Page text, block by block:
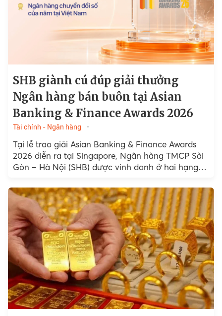
SHB giành cú đúp giải thưởng
Ngân hàng bán buôn tại Asian
Banking & Finance Awards 2026
Tài chính - Ngân hàng
Tại lễ trao giải Asian Banking & Finance Awards
2026 diễn ra tại Singapore, Ngân hàng TMCP Sài
Gòn – Hà Nội (SHB) được vinh danh ở hai hạng